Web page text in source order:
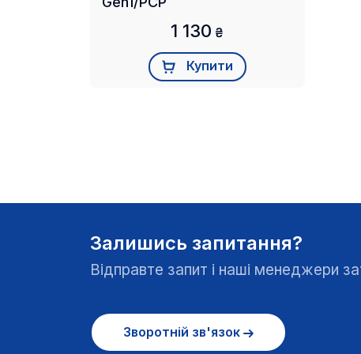
1 130 ₴
Купити
Залишись запитання?
Відправте запит і наші менеджери
Зворотній зв'язок